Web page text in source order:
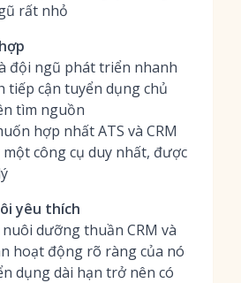
rất nhỏ
đội ngũ phát triển nhanh
tiếp cận tuyển dụng chủ
tìm nguồn
hợp nhất ATS và CRM
công cụ duy nhất, được
yêu thích
dưỡng thuần CRM và
hoạt động rõ ràng của nó
dụng dài hạn trở nên có